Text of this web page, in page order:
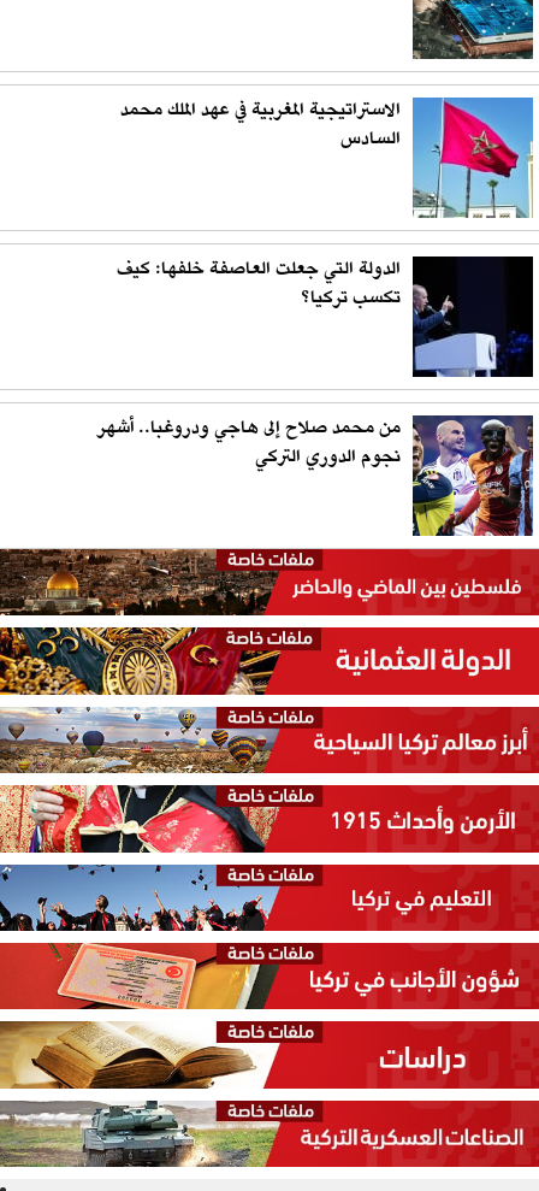
الاستراتيجية المغربية في عهد الملك محمد
السادس
الدولة التي جعلت العاصفة خلفها: كيف
تكسب تركيا؟
من محمد صلاح إلى هاجي ودروغبا.. أشهر
نجوم الدوري التركي